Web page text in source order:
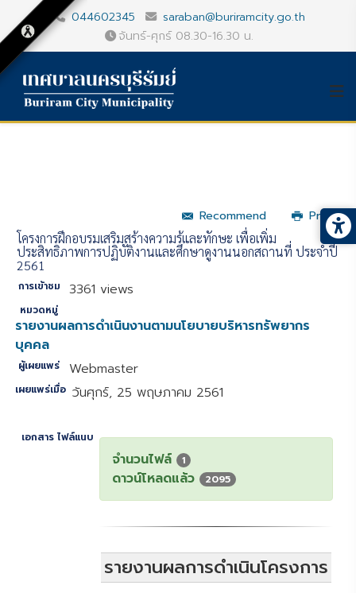
044602345
saraban@buriramcity.go.th
จันทร์-ศุกร์ 08.30-16.30 น.
Recommend
Print
โครงการฝึกอบรมเสริมสร้างความรู้และทักษะ เพื่อเพิ่ม
ประสิทธิภาพการปฏิบัติงานและศึกษาดูงานนอกสถานที่ ประจำปี
2561
การเข้าชม 3361 views
หมวดหมู่
รายงานผลการดำเนินงานตามนโยบายบริหารทรัพยากร
บุคคล
ผู้เผยแพร่ Webmaster
เผยแพร่เมื่อ วันศุกร์, 25 พฤษภาคม 2561
เอกสาร ไฟล์แนบ
จำนวนไฟล์ 1
ดาวน์โหลดแล้ว 2095
รายงานผลการดำเนินโครงการ